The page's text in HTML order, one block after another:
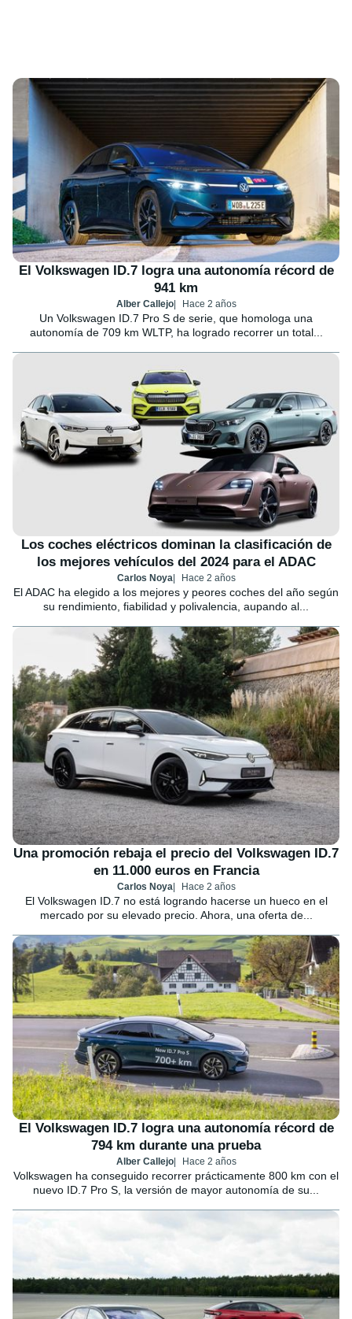
El Volkswagen ID.7 logra una autonomía récord de
941 km
Alber Callejo Hace 2 años
Un Volkswagen ID.7 Pro S de serie, que homologa una
autonomía de 709 km WLTP, ha logrado recorrer un total...
Los coches eléctricos dominan la clasificación de
los mejores vehículos del 2024 para el ADAC
Carlos Noya Hace 2 años
El ADAC ha elegido a los mejores y peores coches del año según
su rendimiento, fiabilidad y polivalencia, aupando al...
Una promoción rebaja el precio del Volkswagen ID.7
en 11.000 euros en Francia
Carlos Noya Hace 2 años
El Volkswagen ID.7 no está logrando hacerse un hueco en el
mercado por su elevado precio. Ahora, una oferta de...
El Volkswagen ID.7 logra una autonomía récord de
794 km durante una prueba
Alber Callejo Hace 2 años
Volkswagen ha conseguido recorrer prácticamente 800 km con el
nuevo ID.7 Pro S, la versión de mayor autonomía de su...